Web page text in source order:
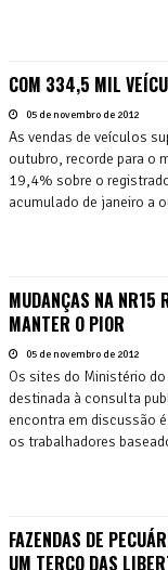
COM 334,5 MIL
05 de novembro de 2012
As vendas de veículos
outubro, recorde para o
19,4% sobre o
acumulado de janeiro a
MUDANÇAS NA NR15
MANTER O PIOR
05 de novembro de 2012
Os sites do Ministério
destinada à consulta
encontra em discussão
os trabalhadores
FAZENDAS DE
UM TERÇO DAS